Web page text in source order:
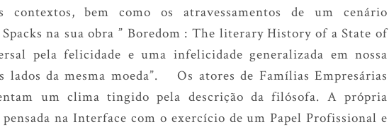
bem como os atravessamentos de um cenário
na sua obra ” Boredom : The literary History of a State of
pela felicidade e uma infelicidade generalizada em nossa
lados da mesma moeda”. Os atores de Famílias Empresárias
um clima tingido pela descrição da filósofa. A própria
na Interface com o exercício de um Papel Profissional e